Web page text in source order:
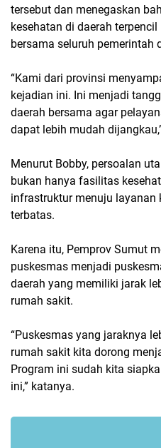
tersebut dan menegaskan
kesehatan di daerah
bersama seluruh pemerintah
“Kami dari provinsi
kejadian ini. Ini menjadi
daerah bersama agar
dapat lebih mudah
Menurut Bobby, persoalan
bukan hanya fasilitas
infrastruktur menuju layanan
terbatas.
Karena itu, Pemprov Sumut
puskesmas menjadi
daerah yang memiliki jarak
rumah sakit.
“Puskesmas yang jaraknya
rumah sakit kita dorong
Program ini sudah kita
ini,” katanya.